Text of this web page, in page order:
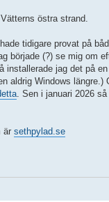
östra strand.
tidigare provat på
började (?) se mig om
jag det på en
aldrig Windows längre.)
. Sen i januari 2026
är sethpylad.se